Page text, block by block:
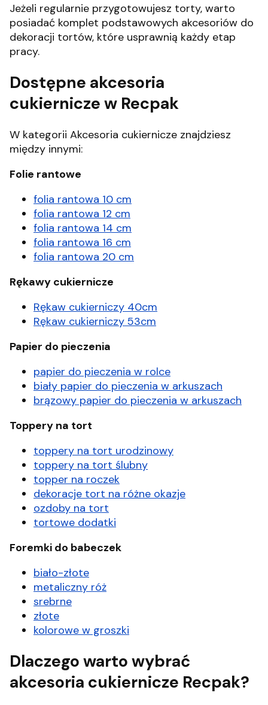
Jeżeli regularnie przygotowujesz torty, warto
posiadać komplet podstawowych akcesoriów do
dekoracji tortów, które usprawnią każdy etap
pracy.
Dostępne akcesoria
cukiernicze w Recpak
W kategorii Akcesoria cukiernicze znajdziesz
między innymi:
Folie rantowe
folia rantowa 10 cm
folia rantowa 12 cm
folia rantowa 14 cm
folia rantowa 16 cm
folia rantowa 20 cm
Rękawy cukiernicze
Rękaw cukierniczy 40cm
Rękaw cukierniczy 53cm
Papier do pieczenia
papier do pieczenia w rolce
biały papier do pieczenia w arkuszach
brązowy papier do pieczenia w arkuszach
Toppery na tort
toppery na tort urodzinowy
toppery na tort ślubny
topper na roczek
dekoracje tort na różne okazje
ozdoby na tort
tortowe dodatki
Foremki do babeczek
biało-złote
metaliczny róż
srebrne
złote
kolorowe w groszki
Dlaczego warto wybrać
akcesoria cukiernicze Recpak?